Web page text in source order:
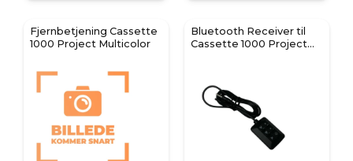
Fjernbetjening Cassette
1000 Project Multicolor
Bluetooth Receiver til
Cassette 1000 Project